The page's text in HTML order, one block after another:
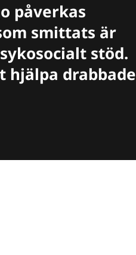
påverkas
smittats är
stöd.
hjälpa drabbade